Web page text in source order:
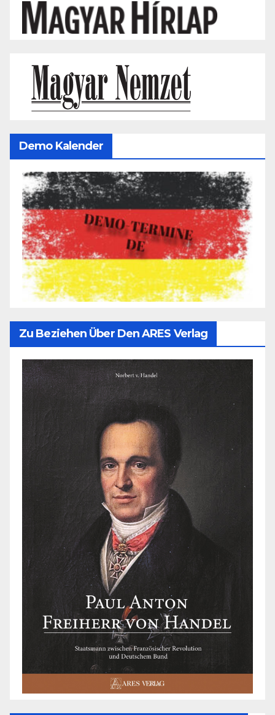
Demo Kalender
Zu Beziehen Über Den ARES Verlag